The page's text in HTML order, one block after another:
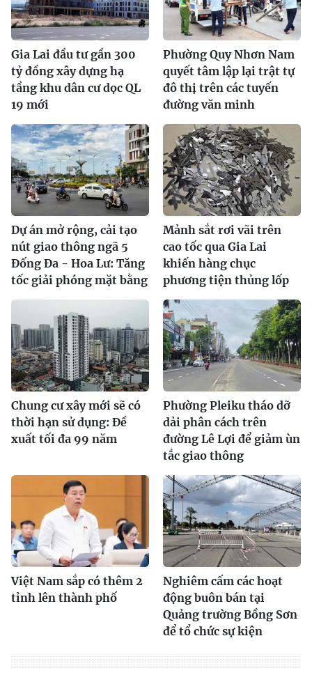
Gia Lai đầu tư gần 300
tỷ đồng xây dựng hạ
tầng khu dân cư dọc QL
19 mới
Phường Quy Nhơn Nam
quyết tâm lập lại trật tự
đô thị trên các tuyến
đường văn minh
Dự án mở rộng, cải tạo
nút giao thông ngã 5
Đống Đa - Hoa Lư: Tăng
tốc giải phóng mặt bằng
Mảnh sắt rơi vãi trên
cao tốc qua Gia Lai
khiến hàng chục
phương tiện thủng lốp
Chung cư xây mới sẽ có
thời hạn sử dụng: Đề
xuất tối đa 99 năm
Phường Pleiku tháo dỡ
dải phân cách trên
đường Lê Lợi để giảm ùn
tắc giao thông
Việt Nam sắp có thêm 2
tỉnh lên thành phố
Nghiêm cấm các hoạt
động buôn bán tại
Quảng trường Bồng Sơn
để tổ chức sự kiện